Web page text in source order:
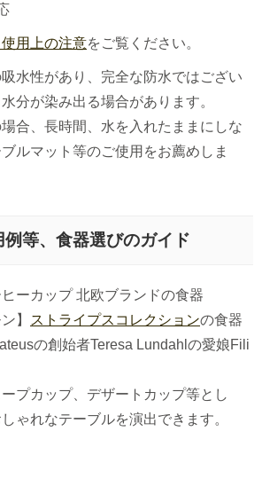
用上の注意をご覧ください。
水性があり、完全な防水ではござい
分が染み出る場合があります。
合、長時間、水を入れたままにしな
ルマット等のご使用をお薦めしま
例等、食器選びのガイド
】 ストライプスコレクションの食器
の創始者Teresa Lundahlの愛娘Fili
プカップ、デザートカップ等とし
ゃれなテーブルを演出できます。